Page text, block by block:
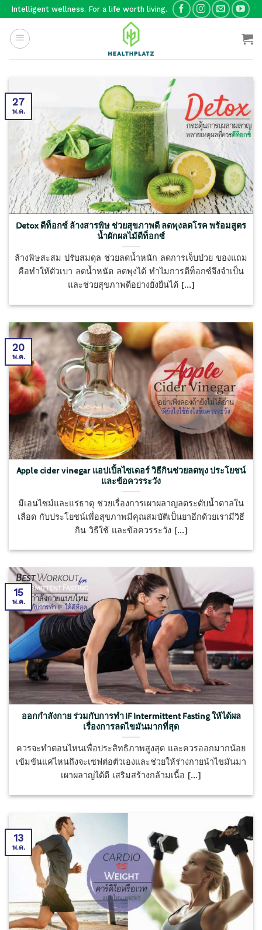
Skip
content
Intelligent wellness. For a life worth living.
Detox ดีท็อกซ์ ล้างสารพิษ ช่วยสุขภาพดี ลดพุงลดโรค พร้อมสูตร
น้ำผักผลไม้ดีท็อกซ์
ล้างพิษสะสม ปรับสมดุล ช่วยลดน้ำหนัก ลดการเจ็บป่วย ของแถม
คือทำให้ตัวเบา ลดน้ำหนัด ลดพุงได้ ทำไมการดีท็อกซ์จึงจำเป็น
และช่วยสุขภาพดีอย่างยั่งยืนได้ [...]
27
พ.ค.
Apple cider vinegar แอปเปิ้ลไซเดอร์ วิธีกินช่วยลดพุง ประโยชน์
และข้อควรระวัง
มีเอนไซม์และแร่ธาตุ ช่วยเรื่องการเผาผลาญลดระดับน้ำตาลใน
เลือด กับประโยชน์เพื่อสุขภาพมีคุณสมบัติเป็นยาอีกด้วยเรามีวิธี
กิน วิธีใช้ และข้อควรระวัง [...]
20
พ.ค.
ออกกำลังกาย ร่วมกับการทำ IF Intermittent Fasting ให้ได้ผล
เรื่องการลดไขมันมากที่สุด
ควรจะทำตอนไหนเพื่อประสิทธิภาพสูงสุด และควรออกมากน้อย
เข้มข้นแค่ไหนถึงจะเซฟต่อตัวเองและช่วยให้ร่างกายนำไขมันมา
เผาผลาญได้ดี เสริมสร้างกล้ามเนื้อ [...]
15
พ.ค.
13
พ.ค.